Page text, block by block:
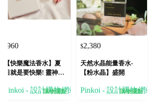
960
【快樂魔法香水】夏
日就是要快樂! 靈神Ps
水
Pinkoi - 設計購物網站
購物賺點
$2,380
天然水晶能量香水-
【粉水晶】盛開
Pinkoi - 設計購物網站
購物賺點